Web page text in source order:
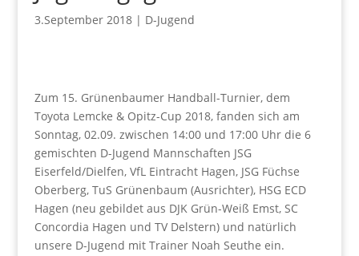
3.September 2018| D-Jugend
Zum 15. Grünenbaumer Handball-Turnier, dem
Toyota Lemcke & Opitz-Cup 2018, fanden sich am
Sonntag, 02.09. zwischen 14:00 und 17:00 Uhr die 6
gemischten D-Jugend Mannschaften JSG
Eiserfeld/Dielfen, VfL Eintracht Hagen, JSG Füchse
Oberberg, TuS Grünenbaum (Ausrichter), HSG ECD
Hagen (neu gebildet aus DJK Grün-Weiß Emst, SC
Concordia Hagen und TV Delstern) und natürlich
unsere D-Jugend mit Trainer Noah Seuthe ein.